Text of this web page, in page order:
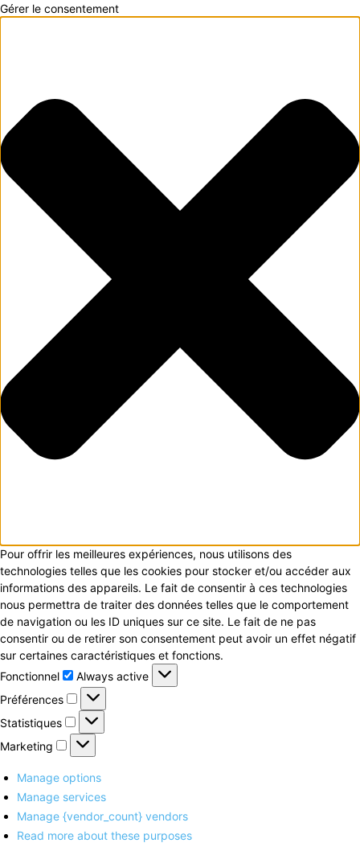
Gérer le consentement
Pour offrir les meilleures expériences, nous utilisons des
technologies telles que les cookies pour stocker et/ou accéder aux
informations des appareils. Le fait de consentir à ces technologies
nous permettra de traiter des données telles que le comportement
de navigation ou les ID uniques sur ce site. Le fait de ne pas
consentir ou de retirer son consentement peut avoir un effet négatif
sur certaines caractéristiques et fonctions.
Fonctionnel
Fonctionnel
Always active
Préférences
Préférences
Statistiques Statistiques
Marketing Marketing
Manage options
Manage services
Manage {vendor_count} vendors
Read more about these purposes